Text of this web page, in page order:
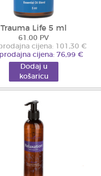
Trauma Life 5 ml
61.00 PV
cijena: 101,30 €
cijena: 76,99 €
Dodaj u
košaricu